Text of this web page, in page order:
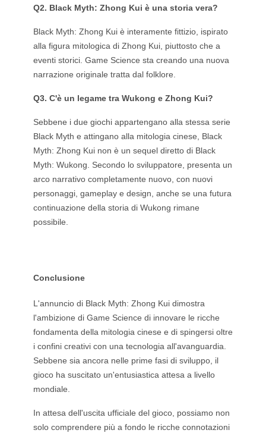
Q2. Black Myth: Zhong Kui è una storia vera?
Black Myth: Zhong Kui è interamente fittizio, ispirato
alla figura mitologica di Zhong Kui, piuttosto che a
eventi storici. Game Science sta creando una nuova
narrazione originale tratta dal folklore.
Q3. C'è un legame tra Wukong e Zhong Kui?
Sebbene i due giochi appartengano alla stessa serie
Black Myth e attingano alla mitologia cinese, Black
Myth: Zhong Kui non è un sequel diretto di Black
Myth: Wukong. Secondo lo sviluppatore, presenta un
arco narrativo completamente nuovo, con nuovi
personaggi, gameplay e design, anche se una futura
continuazione della storia di Wukong rimane
possibile.
Conclusione
L'annuncio di Black Myth: Zhong Kui dimostra
l'ambizione di Game Science di innovare le ricche
fondamenta della mitologia cinese e di spingersi oltre
i confini creativi con una tecnologia all'avanguardia.
Sebbene sia ancora nelle prime fasi di sviluppo, il
gioco ha suscitato un'entusiastica attesa a livello
mondiale.
In attesa dell'uscita ufficiale del gioco, possiamo non
solo comprendere più a fondo le ricche connotazioni